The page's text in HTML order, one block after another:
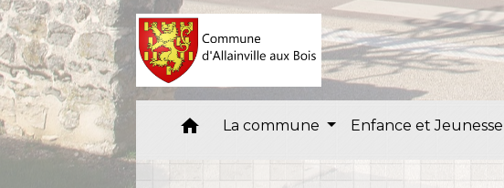
home La commune Enfance et Jeunesse